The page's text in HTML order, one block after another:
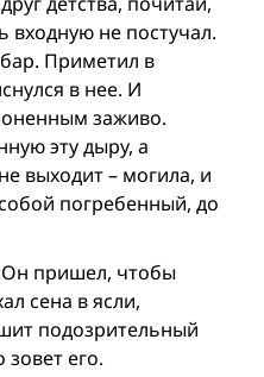
не постучал.
Приметил в
в нее. И
заживо.
эту дыру, а
выходит – могила, и
погребенный, до
пришел, чтобы
сена в ясли,
подозрительный
его.